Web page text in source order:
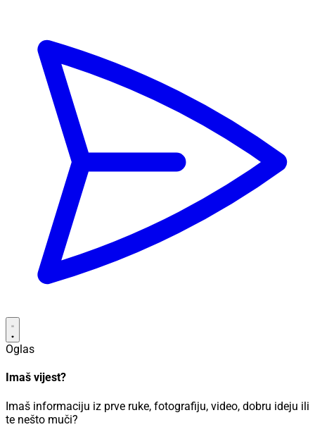
Oglas
Imaš vijest?
Imaš informaciju iz prve ruke, fotografiju, video, dobru ideju ili
te nešto muči?